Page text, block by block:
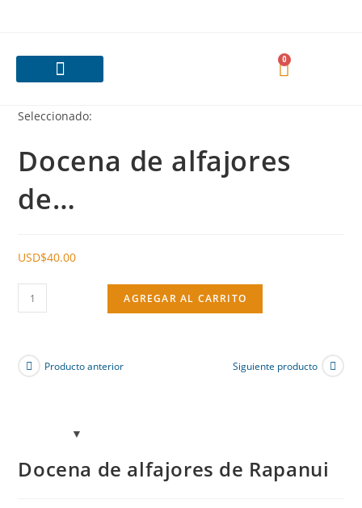
0
Seleccionado:
Docena de alfajores
de…
USD$40.00
AGREGAR AL CARRITO
Producto anterior Siguiente producto
Docena de alfajores de Rapanui